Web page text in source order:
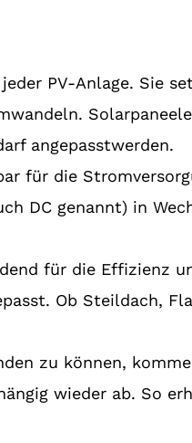
PV-Anlage. Sie
angepasstwerden.
für die
DC genannt) in
für die Effizienz
Ob Steildach,
zu können,
wieder ab. So